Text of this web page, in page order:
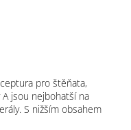
pro štěňata,
jsou nejbohatší na
S nižším obsahem